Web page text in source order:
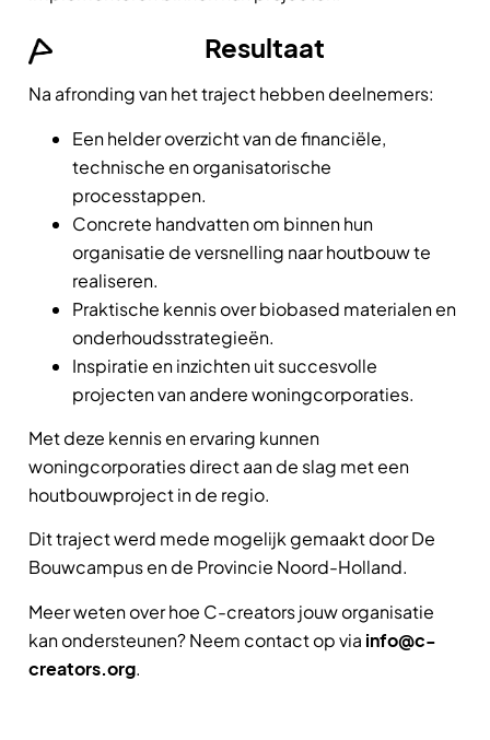
Resultaat
Na afronding van het traject hebben deelnemers:
Een helder overzicht van de financiële,
technische en organisatorische
processtappen.
Concrete handvatten om binnen hun
organisatie de versnelling naar houtbouw te
realiseren.
Praktische kennis over biobased materialen en
onderhoudsstrategieën.
Inspiratie en inzichten uit succesvolle
projecten van andere woningcorporaties.
Met deze kennis en ervaring kunnen
woningcorporaties direct aan de slag met een
houtbouwproject in de regio.
Dit traject werd mede mogelijk gemaakt door De
Bouwcampus en de Provincie Noord-Holland.
Meer weten over hoe C-creators jouw organisatie
kan ondersteunen? Neem contact op via info@c-
creators.org.